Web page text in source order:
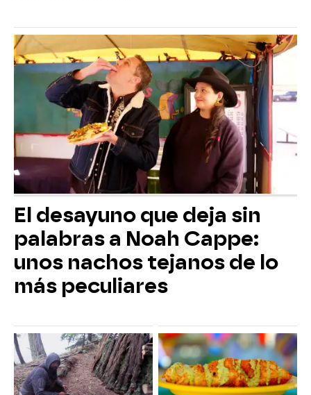
El desayuno que deja sin
palabras a Noah Cappe:
unos nachos tejanos de lo
más peculiares